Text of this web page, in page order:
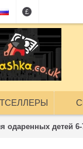
£
одаренных детей